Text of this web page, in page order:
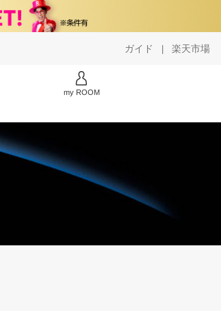
ガイド | 楽天市場
my ROOM